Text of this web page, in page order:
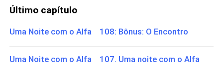
Último capítulo
Uma Noite com o Alfa 108: Bônus: O Encontro
Uma Noite com o Alfa 107. Uma noite com o Alfa